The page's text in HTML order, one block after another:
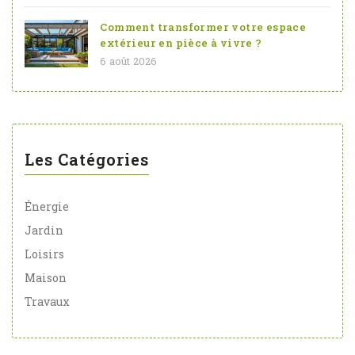
Comment transformer votre espace
extérieur en pièce à vivre ?
6 août 2026
Les Catégories
Énergie
Jardin
Loisirs
Maison
Travaux